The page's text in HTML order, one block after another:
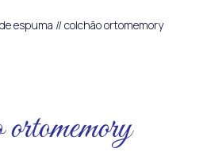
espuma //colchão ortomemory
ortomemory